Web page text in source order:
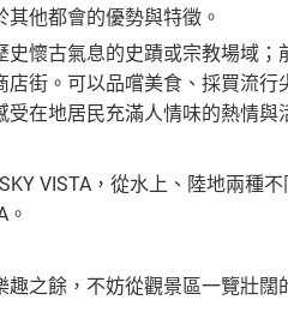
他都會的優勢與特徵。
古氣息的史蹟或宗教場域；
街。可以品嚐美食、採買流行
受在地居民充滿人情味的熱情與
VISTA，從水上、陸地兩種不
餘，不妨從觀景區一覽壯闊